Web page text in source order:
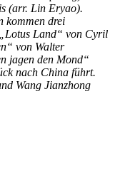
(arr. Lin Eryao).
kommen drei
Land“ von Cyril
von Walter
jagen den Mond“
nach China führt.
Wang Jianzhong